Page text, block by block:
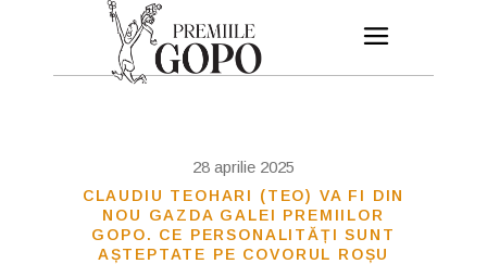
28 aprilie 2025
CLAUDIU TEOHARI (TEO) VA FI DIN
NOU GAZDA GALEI PREMIILOR
GOPO. CE PERSONALITĂȚI SUNT
AȘTEPTATE PE COVORUL ROȘU